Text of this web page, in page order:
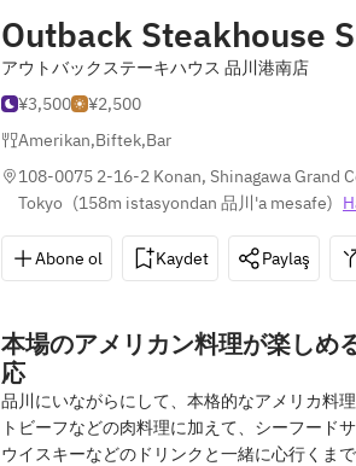
Outback Steakhouse
アウトバックステーキハウス 品川港南店
¥3,500
¥2,500
Amerikan,Biftek,Bar
108-0075 2-16-2 Konan, Shinagawa Grand
Tokyo (158m istasyondan 品川'a mesafe)
Abone ol Kaydet Paylaş
本場のアメリカン料理が楽しめ
応
品川にいながらにして、本格的なアメリカ料
トビーフなどの肉料理に加えて、シーフード
ウイスキーなどのドリンクと一緒に心行くま